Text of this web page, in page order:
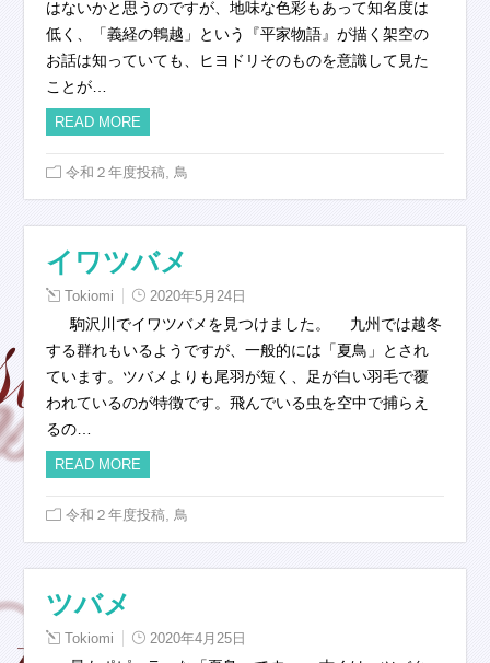
はないかと思うのですが、地味な色彩もあって知名度は
低く、「義経の鵯越」という『平家物語』が描く架空の
お話は知っていても、ヒヨドリそのものを意識して見た
ことが…
READ MORE
令和２年度投稿 鳥
イワツバメ
Tokiomi 2020年5月24日
駒沢川でイワツバメを見つけました。 九州では越冬
する群れもいるようですが、一般的には「夏鳥」とされ
ています。ツバメよりも尾羽が短く、足が白い羽毛で覆
われているのが特徴です。飛んでいる虫を空中で捕らえ
るの…
READ MORE
令和２年度投稿 鳥
ツバメ
Tokiomi 2020年4月25日